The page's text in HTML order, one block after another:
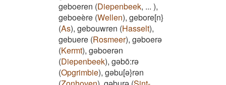
geboeren (Diepenbeek, ... ),
geboeère (Wellen), gebore[n}
(As), gebouwren (Hasselt),
gebuere (Rosmeer), gəboerə
(Kermt), gəboerən
(Diepenbeek), gəbō:rə
(Opgrimbie), gəbu[ə}rən